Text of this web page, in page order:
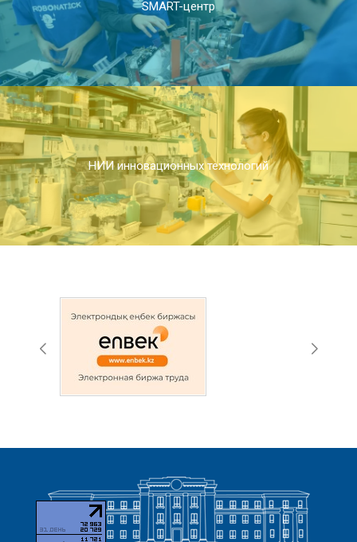
SMART-центр
НИИ инновационных технологий